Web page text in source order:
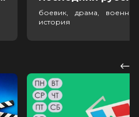
боевик, драма,
история